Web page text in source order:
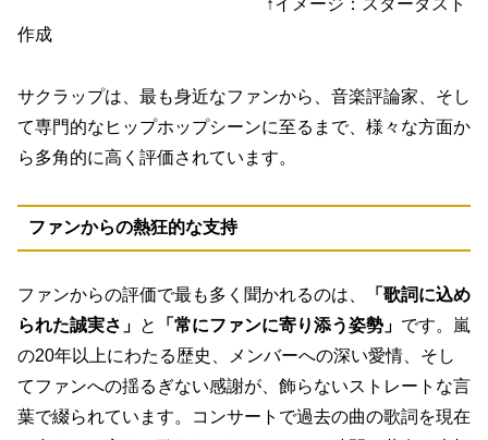
↑イメージ：スターダスト
作成
サクラップは、最も身近なファンから、音楽評論家、そし
て専門的なヒップホップシーンに至るまで、様々な方面か
ら多角的に高く評価されています。
ファンからの熱狂的な支持
ファンからの評価で最も多く聞かれるのは、
「歌詞に込め
られた誠実さ」 と 「常にファンに寄り添う姿勢」 です。嵐
の20年以上にわたる歴史、メンバーへの深い愛情、そし
てファンへの揺るぎない感謝が、飾らないストレートな言
葉で綴られています。コンサートで過去の曲の歌詞を現在